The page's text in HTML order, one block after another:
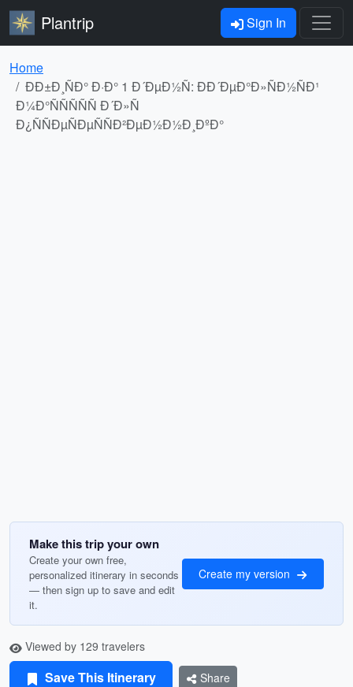
Plantrip Sign In
Home
ÐÐ±Ð¸ÑÐ° Ð·Ð° 1 Ð´ÐµÐ½Ñ: ÐÐ´ÐµÐ°Ð»ÑÐ½ÑÐ¹
Ð¼Ð°ÑÑÑÑÑ Ð´Ð»Ñ
Ð¿ÑÑÐµÑÐµÑÑÐ²ÐµÐ½Ð½Ð¸ÐºÐ°
Make this trip your own
Create your own free,
personalized itinerary in seconds
— then sign up to save and edit
it.
Create my version
Viewed by 129 travelers
Save This Itinerary Share